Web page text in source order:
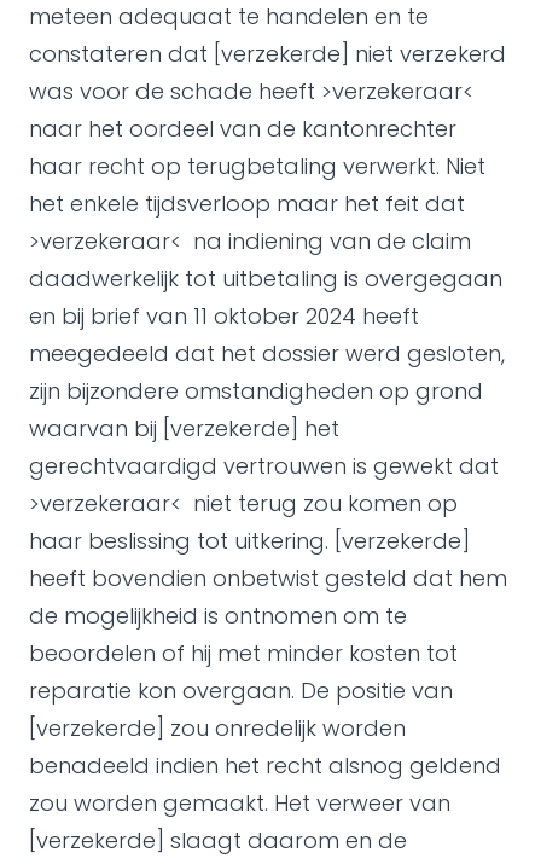
meteen adequaat te handelen en te
constateren dat [verzekerde] niet verzekerd
was voor de schade heeft >verzekeraar<
naar het oordeel van de kantonrechter
haar recht op terugbetaling verwerkt. Niet
het enkele tijdsverloop maar het feit dat
>verzekeraar< na indiening van de claim
daadwerkelijk tot uitbetaling is overgegaan
en bij brief van 11 oktober 2024 heeft
meegedeeld dat het dossier werd gesloten,
zijn bijzondere omstandigheden op grond
waarvan bij [verzekerde] het
gerechtvaardigd vertrouwen is gewekt dat
>verzekeraar< niet terug zou komen op
haar beslissing tot uitkering. [verzekerde]
heeft bovendien onbetwist gesteld dat hem
de mogelijkheid is ontnomen om te
beoordelen of hij met minder kosten tot
reparatie kon overgaan. De positie van
[verzekerde] zou onredelijk worden
benadeeld indien het recht alsnog geldend
zou worden gemaakt. Het verweer van
[verzekerde] slaagt daarom en de